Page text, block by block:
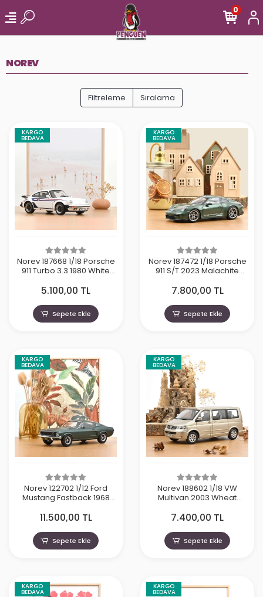
0
NOREV
Filtreleme Sıralama
KARGO
BEDAVA
Norev 187668 1/18 Porsche
911 Turbo 3.3 1980 White
5.100,00 TL
Sepete Ekle
KARGO
BEDAVA
Norev 187472 1/18 Porsche
911 S/T 2023 Malachite
7.800,00 TL
Sepete Ekle
KARGO
BEDAVA
Norev 122702 1/12 Ford
Mustang Fastback 1968
11.500,00 TL
Sepete Ekle
KARGO
BEDAVA
Norev 188602 1/18 VW
Multivan 2003 Wheat
7.400,00 TL
Sepete Ekle
KARGO
BEDAVA
KARGO
BEDAVA